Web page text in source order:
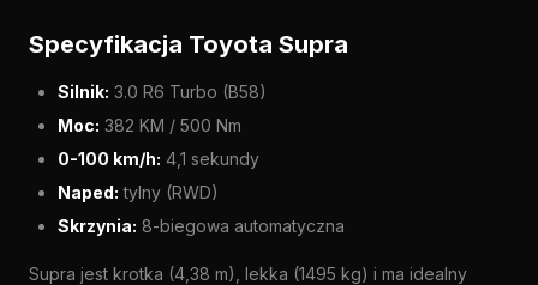
Specyfikacja Toyota Supra
Silnik: 3.0 R6 Turbo (B58)
Moc: 382 KM / 500 Nm
0-100 km/h: 4,1 sekundy
Naped: tylny (RWD)
Skrzynia: 8-biegowa automatyczna
Supra jest krotka (4,38 m), lekka (1495 kg) i ma idealny